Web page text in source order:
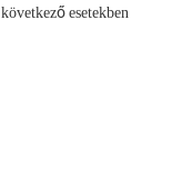
esetekben